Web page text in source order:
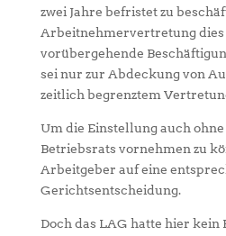
zwei Jahre befristet zu
Arbeitnehmervertretung dies
vorübergehende
sei nur zur Abdeckung von
zeitlich begrenztem
Um die Einstellung auch
Betriebsrats vornehmen zu
Arbeitgeber auf eine
Gerichtsentscheidung.
Doch das LAG hatte hier kein